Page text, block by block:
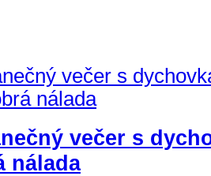
večer s
nálada